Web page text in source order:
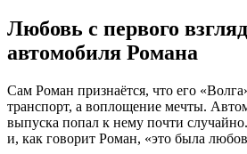
Любовь с первого
автомобиля Романа
Сам Роман признаётся, что его
транспорт, а воплощение мечты.
выпуска попал к нему почти
и, как говорит Роман, «это была